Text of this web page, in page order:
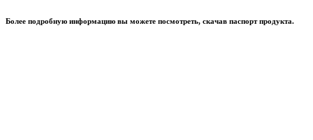
Более подробную информацию вы можете посмотреть, скачав паспорт продукта.